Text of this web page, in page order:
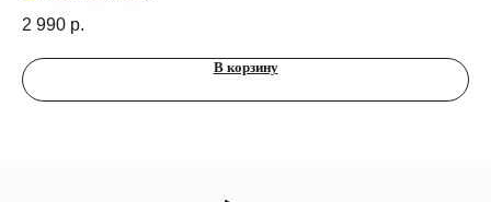
2 990 р.
В корзину